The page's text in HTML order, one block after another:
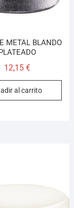
METAL BLANDO
PLATEADO
12,15 €
al carrito